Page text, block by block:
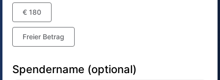
€ 180
Freier Betrag
Spendername (optional)